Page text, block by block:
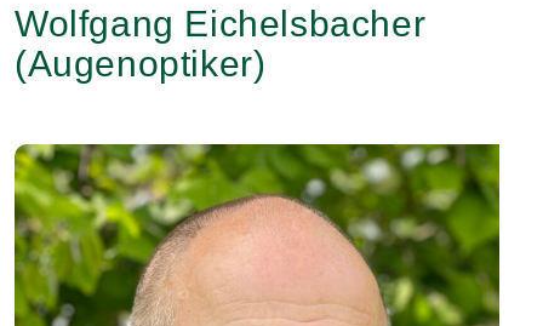
Wolfgang Eichelsbacher
(Augenoptiker)